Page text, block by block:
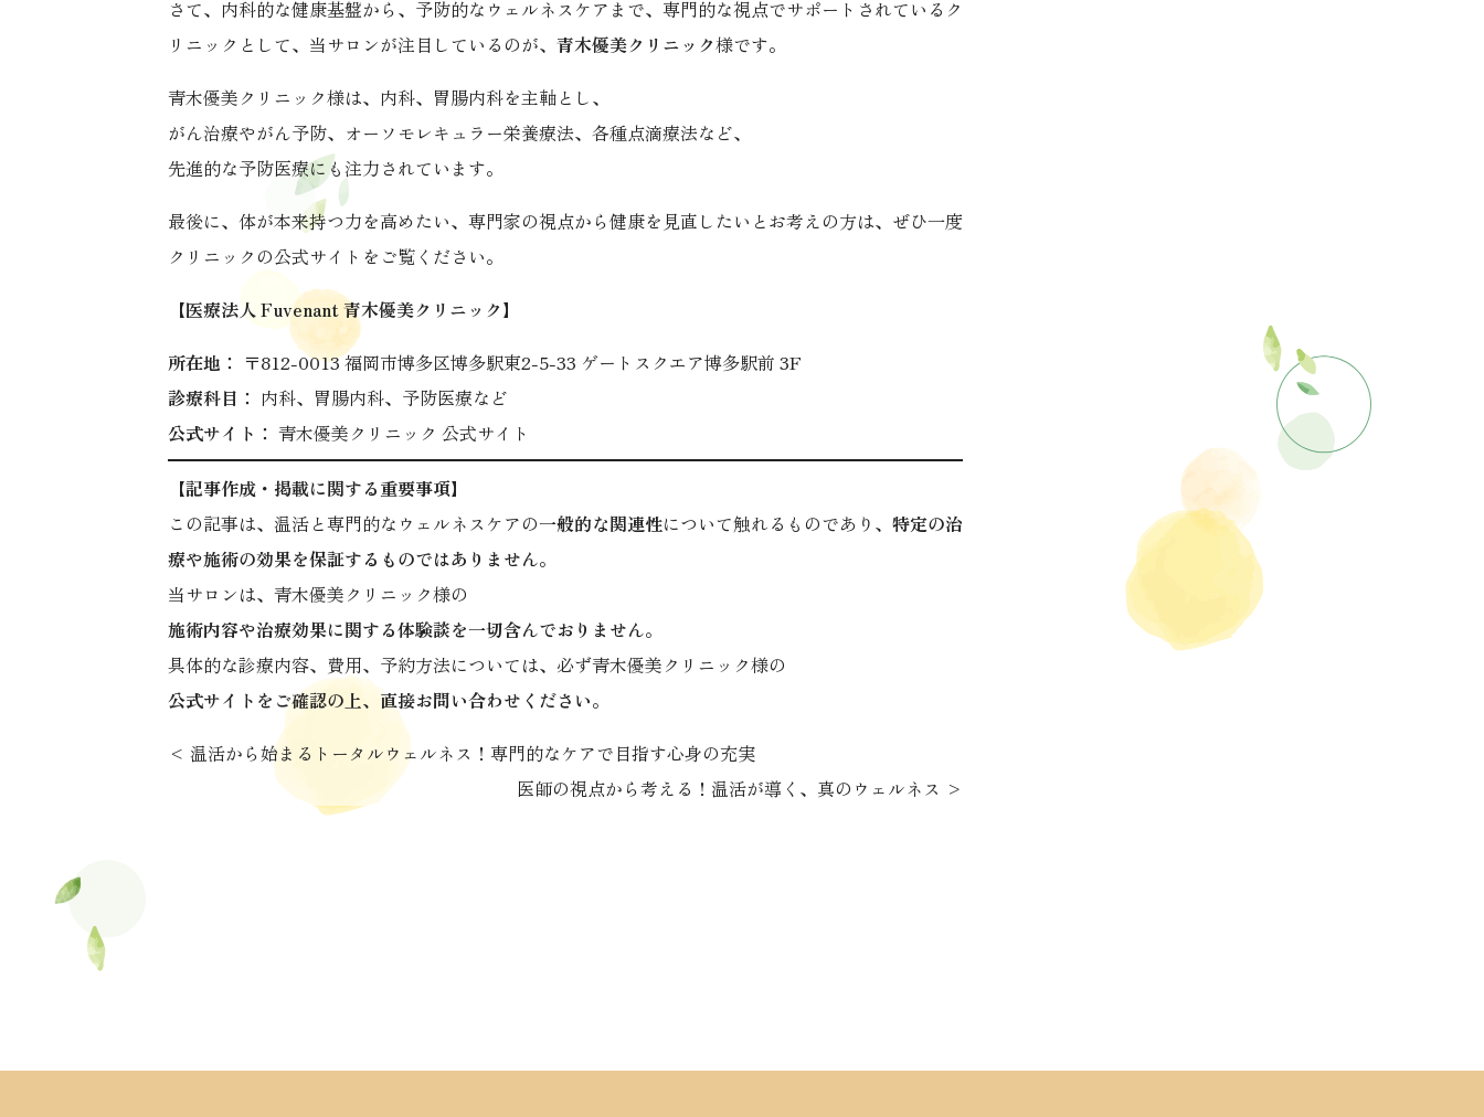
さて、内科的な健康基盤から、予防的なウェルネスケアまで、専門的な視点でサポートされているク
リニックとして、当サロンが注目しているのが、 青木優美クリニック様です。
青木優美クリニック様は、内科、胃腸内科を主軸とし、
がん治療やがん予防、オーソモレキュラー栄養療法、各種点滴療法など、
先進的な予防医療にも注力されています。
最後に、体が本来持つ力を高めたい、専門家の視点から健康を見直したいとお考えの方は、ぜひ一度
クリニックの公式サイトをご覧ください。
【医療法人 Fuvenant 青木優美クリニック】
所在地： 〒812-0013 福岡市博多区博多駅東2-5-33 ゲートスクエア博多駅前 3F
診療科目： 内科、胃腸内科、予防医療など
公式サイト： 青木優美クリニック 公式サイト
【記事作成・掲載に関する重要事項】
この記事は、温活と専門的なウェルネスケアの一般的な関連性について触れるものであり、 特定の治
療や施術の効果を保証するものではありません。
当サロンは、青木優美クリニック様の
施術内容や治療効果に関する体験談を一切含んでおりません。
具体的な診療内容、費用、予約方法については、必ず青木優美クリニック様の
公式サイトをご確認の上、直接お問い合わせください。
温活から始まるトータルウェルネス！専門的なケアで目指す心身の充実
医師の視点から考える！温活が導く、真のウェルネス